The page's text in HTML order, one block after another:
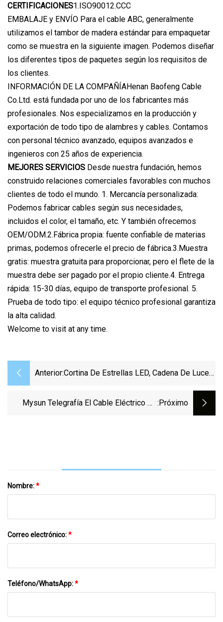
CERTIFICACIONES1.ISO90012.CCC
EMBALAJE y ENVÍO Para el cable ABC, generalmente
utilizamos el tambor de madera estándar para empaquetar
como se muestra en la siguiente imagen. Podemos diseñar
los diferentes tipos de paquetes según los requisitos de
los clientes.
INFORMACIÓN DE LA COMPAÑÍAHenan Baofeng Cable
Co.Ltd. está fundada por uno de los fabricantes más
profesionales. Nos especializamos en la producción y
exportación de todo tipo de alambres y cables. Contamos
con personal técnico avanzado, equipos avanzados e
ingenieros con 25 años de experiencia.
MEJORES SERVICIOS Desde nuestra fundación, hemos
construido relaciones comerciales favorables con muchos
clientes de todo el mundo. 1. Mercancía personalizada:
Podemos fabricar cables según sus necesidades,
incluidos el color, el tamaño, etc. Y también ofrecemos
OEM/ODM.2.Fábrica propia: fuente confiable de materias
primas, podemos ofrecerle el precio de fábrica.3.Muestra
gratis: muestra gratuita para proporcionar, pero el flete de la
muestra debe ser pagado por el propio cliente.4. Entrega
rápida: 15-30 días, equipo de transporte profesional. 5.
Prueba de todo tipo: el equipo técnico profesional garantiza
la alta calidad.
Welcome to visit at any time.
Anterior:Cortina De Estrellas LED, Cadena De Luces
Boda Y Navidad Para El Hogar
Mysun Telegrafía El Cable Eléctrico De :próximo
Nombre:*
Correo electrónico:*
Teléfono/WhatsApp:*